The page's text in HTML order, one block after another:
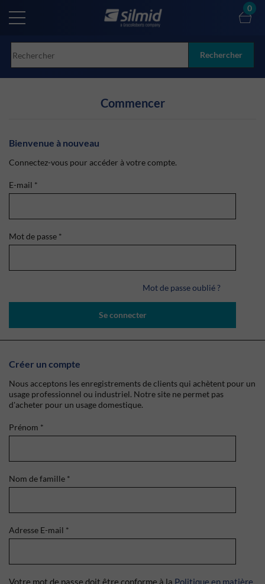
main
Rechercher
0
Commencer
Bienvenue à nouveau
Connectez-vous pour accéder à votre compte.
E-mail *
Mot de passe *
Mot de passe oublié ?
Se connecter
Créer un compte
Nous acceptons les enregistrements de clients qui achètent pour un
usage professionnel ou industriel. Notre site ne permet pas
d'acheter pour un usage domestique.
Prénom *
Nom de famille *
Adresse E-mail *
Votre mot de passe doit être conforme à la Politique en matière